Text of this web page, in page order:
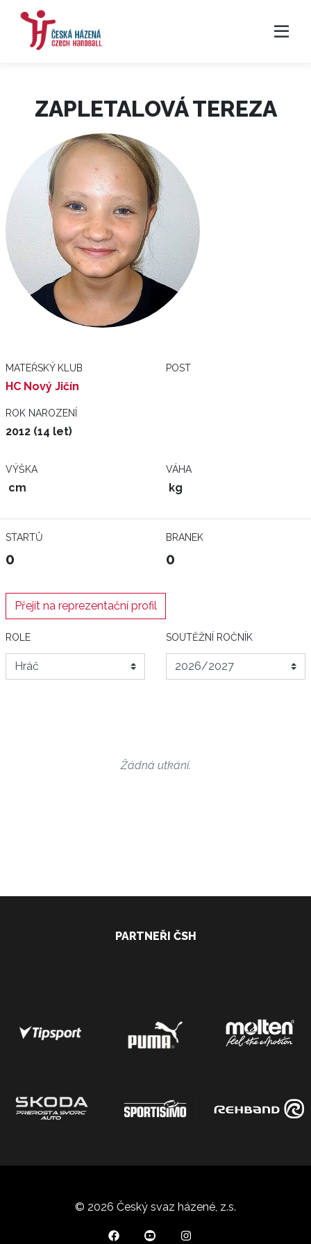
ZAPLETALOVÁ TEREZA
MATEŘSKÝ KLUB
HC Nový Jičín
POST
ROK NAROZENÍ
2012 (14 let)
VÝŠKA
cm
VÁHA
kg
STARTŮ
0
BRANEK
0
Přejít na reprezentační profil
ROLE SOUTĚŽNÍ ROČNÍK
Žádná utkání.
PARTNEŘI ČSH
© 2026 Český svaz házené, z.s.